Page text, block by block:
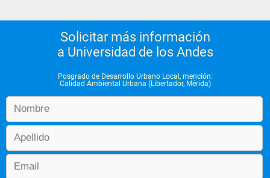
Solicitar más información
a Universidad de los Andes
Posgrado de Desarrollo Urbano Local, mención:
Calidad Ambiental Urbana (Libertador, Mérida)